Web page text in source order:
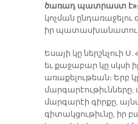
ծառադ պատրաստ է»
կոչման ընդառաջելու
իր պատասխանատու
Եսայի կը ներշնչուի
եւ քաջաբար կը սկսի
առաքելութեան։ Երբ
մարգարէի գիրքը,
գիտակցութիւնը, իր